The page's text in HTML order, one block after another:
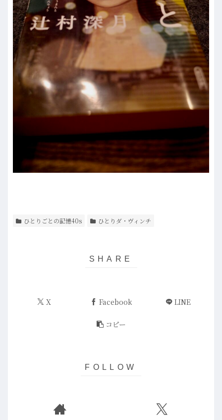
ひとりごとの記憶40s ひとりダ・ヴィンチ
X Facebook LINE
コピー